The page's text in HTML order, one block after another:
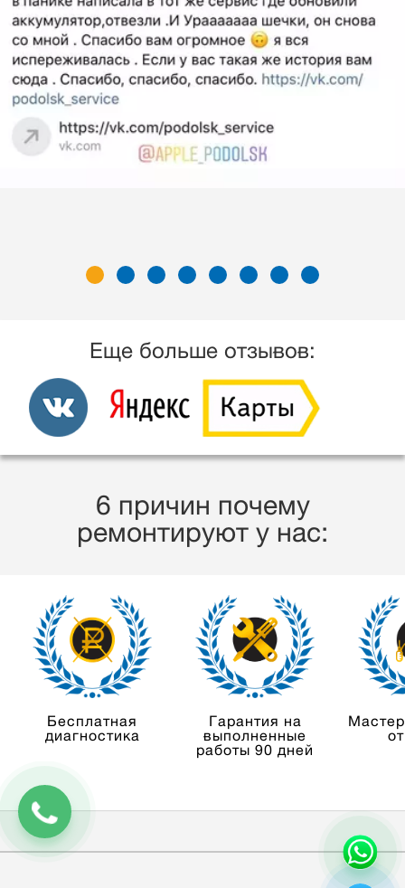
Еще больше отзывов:
6 причин почему
ремонтируют у нас:
Бесплатная
диагностика
Гарантия на
выполненные
работы 90 дней